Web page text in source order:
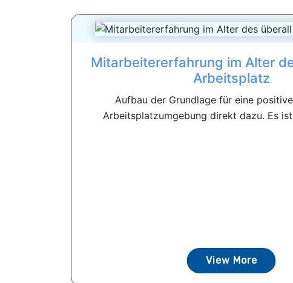
Mitarbeitererfahrung im Alter
Arbeitsplatz
Aufbau der Grundlage für eine
Arbeitsplatzumgebung direkt dazu. Es
View More